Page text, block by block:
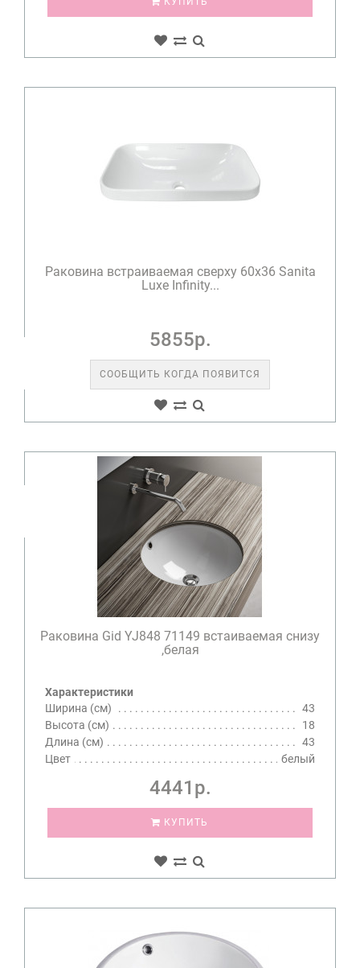
Раковина встраиваемая сверху 60х36 Sanita
Luxe Infinity...
5855р.
СООБЩИТЬ КОГДА ПОЯВИТСЯ
Раковина Gid YJ848 71149 встаиваемая снизу
,белая
Характеристики
Ширина (см)
43
Высота (см)
18
Длина (см)
43
Цвет
белый
4441р.
КУПИТЬ